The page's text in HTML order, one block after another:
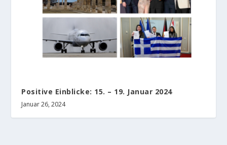
Positive Einblicke: 15. – 19. Januar 2024
Januar 26, 2024